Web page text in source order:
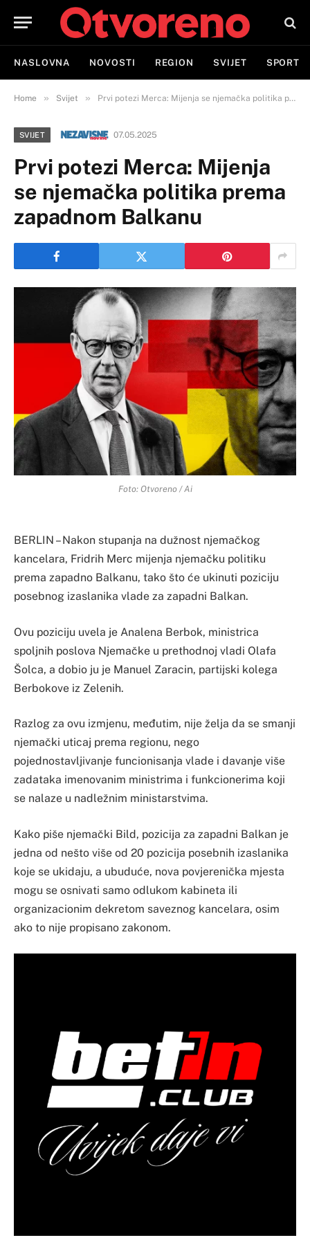
NASLOVNA NOVOSTI REGION SVIJET SPORT
Home » Svijet » Prvi potezi Merca: Mijenja se njemačka politika prema zapadnom Balkanu
SVIJET 07.05.2025
Prvi potezi Merca: Mijenja
se njemačka politika prema
zapadnom Balkanu
Foto: Otvoreno / Ai
BERLIN – Nakon stupanja na dužnost njemačkog
kancelara, Fridrih Merc mijenja njemačku politiku
prema zapadno Balkanu, tako što će ukinuti poziciju
posebnog izaslanika vlade za zapadni Balkan.
Ovu poziciju uvela je Analena Berbok, ministrica
spoljnih poslova Njemačke u prethodnoj vladi Olafa
Šolca, a dobio ju je Manuel Zaracin, partijski kolega
Berbokove iz Zelenih.
Razlog za ovu izmjenu, međutim, nije želja da se smanji
njemački uticaj prema regionu, nego
pojednostavljivanje funcionisanja vlade i davanje više
zadataka imenovanim ministrima i funkcionerima koji
se nalaze u nadležnim ministarstvima.
Kako piše njemački Bild, pozicija za zapadni Balkan je
jedna od nešto više od 20 pozicija posebnih izaslanika
koje se ukidaju, a ubuduće, nova povjerenička mjesta
mogu se osnivati ​​samo odlukom kabineta ili
organizacionim dekretom saveznog kancelara, osim
ako to nije propisano zakonom.